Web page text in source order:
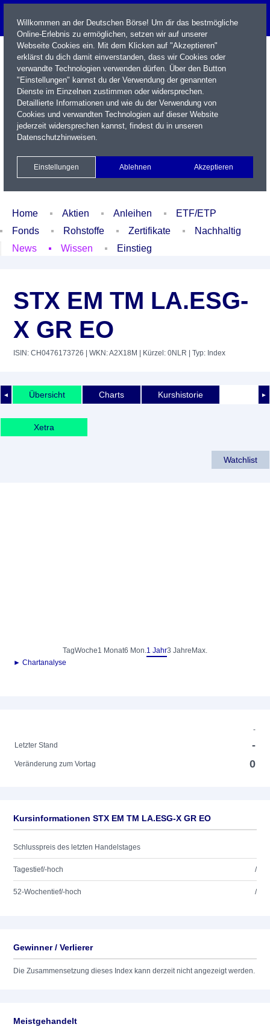
Name / WKN / ISIN / Kürzel
Xetra Realtime
Watchlist Portfolio Login
Home Aktien Anleihen
ETF/ETP
Fonds
Rohstoffe Zertifikate
Nachhaltig
News
Wissen Einstieg
STX EM TM LA.ESG-
X GR EO
ISIN: CH0476173726 | WKN: A2X18M | Kürzel: 0NLR | Typ: Index
◄ ►
Übersicht Charts Kurshistorie
Xetra
Watchlist
TagWoche1 Monat6 Mon.1 Jahr3 Jahre Max.
► Chartanalyse
-
Letzter Stand
-
Veränderung zum Vortag 0
Kursinformationen STX EM TM LA.ESG-X GR EO
Schlusspreis des letzten Handelstages
Tagestief/-hoch /
52-Wochentief/-hoch /
Gewinner / Verlierer
Die Zusammensetzung dieses Index kann derzeit nicht angezeigt werden.
Meistgehandelt
Willkommen an der Deutschen Börse! Um dir das bestmögliche
Online-Erlebnis zu ermöglichen, setzen wir auf unserer
Webseite Cookies ein. Mit dem Klicken auf "Akzeptieren"
erklärst du dich damit einverstanden, dass wir Cookies oder
verwandte Technologien verwenden dürfen. Über den Button
"Einstellungen" kannst du der Verwendung der genannten
Dienste im Einzelnen zustimmen oder widersprechen.
Detaillierte Informationen und wie du der Verwendung von
Cookies und verwandten Technologien auf dieser Website
jederzeit widersprechen kannst, findest du in unseren
Datenschutzhinweisen.
Einstellungen Ablehnen Akzeptieren